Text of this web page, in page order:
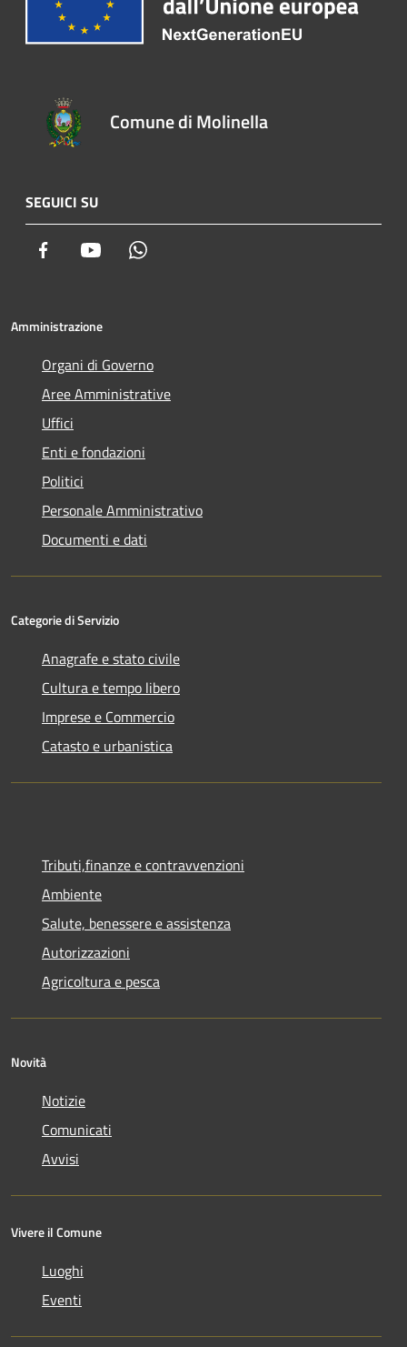
Comune di Molinella
SEGUICI SU
Facebook Youtube
Amministrazione
Organi di Governo
Aree Amministrative
Uffici
Enti e fondazioni
Politici
Personale Amministrativo
Documenti e dati
Categorie di Servizio
Anagrafe e stato civile
Cultura e tempo libero
Imprese e Commercio
Catasto e urbanistica
Tributi,finanze e contravvenzioni
Ambiente
Salute, benessere e assistenza
Autorizzazioni
Agricoltura e pesca
Novità
Notizie
Comunicati
Avvisi
Vivere il Comune
Luoghi
Eventi